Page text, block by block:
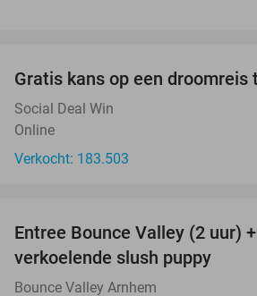
Gratis kans op een droomreis
Social Deal Win
Online
Verkocht: 183.503
Entree Bounce Valley (2 uur)
verkoelende slush puppy
Bounce Valley Arnhem